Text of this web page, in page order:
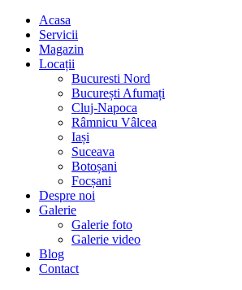
Acasa
Servicii
Magazin
Locații
Bucuresti Nord
București Afumați
Cluj-Napoca
Râmnicu Vâlcea
Iași
Suceava
Botoșani
Focșani
Despre noi
Galerie
Galerie foto
Galerie video
Blog
Contact